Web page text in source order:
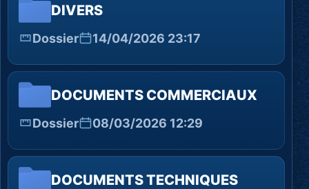
DIVERS
Dossier 14/04/2026 23:17
DOCUMENTS COMMERCIAUX
Dossier 08/03/2026 12:29
DOCUMENTS TECHNIQUES